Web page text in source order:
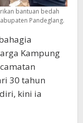
bantuan bedah
Pandeglang.
Kampung
30 tahun
kini ia